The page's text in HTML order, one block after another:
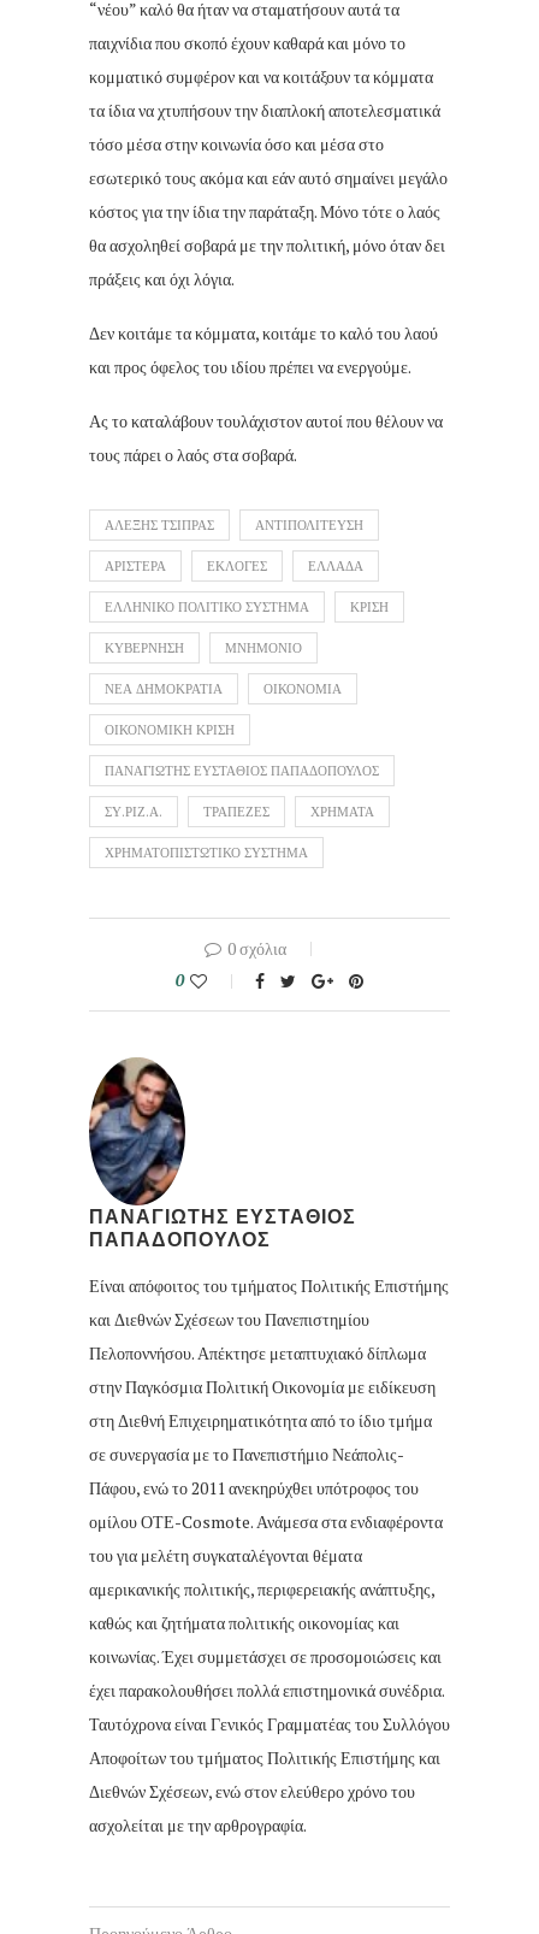
“νέου” καλό θα ήταν να σταματήσουν αυτά τα
παιχνίδια που σκοπό έχουν καθαρά και μόνο το
κομματικό συμφέρον και να κοιτάξουν τα κόμματα
τα ίδια να χτυπήσουν την διαπλοκή αποτελεσματικά
τόσο μέσα στην κοινωνία όσο και μέσα στο
εσωτερικό τους ακόμα και εάν αυτό σημαίνει μεγάλο
κόστος για την ίδια την παράταξη. Μόνο τότε ο λαός
θα ασχοληθεί σοβαρά με την πολιτική, μόνο όταν δει
πράξεις και όχι λόγια.
Δεν κοιτάμε τα κόμματα, κοιτάμε το καλό του λαού
και προς όφελος του ιδίου πρέπει να ενεργούμε.
Ας το καταλάβουν τουλάχιστον αυτοί που θέλουν να
τους πάρει ο λαός στα σοβαρά.
ΑΛΕΞΗΣ ΤΣΙΠΡΑΣ ΑΝΤΙΠΟΛΙΤΕΥΣΗ
ΑΡΙΣΤΕΡΑ ΕΚΛΟΓΕΣ ΕΛΛΑΔΑ
ΕΛΛΗΝΙΚΟ ΠΟΛΙΤΙΚΟ ΣΥΣΤΗΜΑ ΚΡΙΣΗ
ΚΥΒΕΡΝΗΣΗ ΜΝΗΜΟΝΙΟ
ΝΕΑ ΔΗΜΟΚΡΑΤΙΑ ΟΙΚΟΝΟΜΙΑ
ΟΙΚΟΝΟΜΙΚΗ ΚΡΙΣΗ
ΠΑΝΑΓΙΩΤΗΣ ΕΥΣΤΑΘΙΟΣ ΠΑΠΑΔΟΠΟΥΛΟΣ
ΣΥ.ΡΙΖ.Α. ΤΡΑΠΕΖΕΣ ΧΡΗΜΑΤΑ
ΧΡΗΜΑΤΟΠΙΣΤΩΤΙΚΟ ΣΥΣΤΗΜΑ
0 σχόλια
0
ΠΑΝΑΓΙΩΤΗΣ ΕΥΣΤΑΘΙΟΣ
ΠΑΠΑΔΟΠΟΥΛΟΣ
Είναι απόφοιτος του τμήματος Πολιτικής Επιστήμης
και Διεθνών Σχέσεων του Πανεπιστημίου
Πελοποννήσου. Απέκτησε μεταπτυχιακό δίπλωμα
στην Παγκόσμια Πολιτική Οικονομία με ειδίκευση
στη Διεθνή Επιχειρηματικότητα από το ίδιο τμήμα
σε συνεργασία με το Πανεπιστήμιο Νεάπολις-
Πάφου, ενώ το 2011 ανεκηρύχθει υπότροφος του
ομίλου ΟΤΕ-Cosmote. Ανάμεσα στα ενδιαφέροντα
του για μελέτη συγκαταλέγονται θέματα
αμερικανικής πολιτικής, περιφερειακής ανάπτυξης,
καθώς και ζητήματα πολιτικής οικονομίας και
κοινωνίας. Έχει συμμετάσχει σε προσομοιώσεις και
έχει παρακολουθήσει πολλά επιστημονικά συνέδρια.
Ταυτόχρονα είναι Γενικός Γραμματέας του Συλλόγου
Αποφοίτων του τμήματος Πολιτικής Επιστήμης και
Διεθνών Σχέσεων, ενώ στον ελεύθερο χρόνο του
ασχολείται με την αρθρογραφία.